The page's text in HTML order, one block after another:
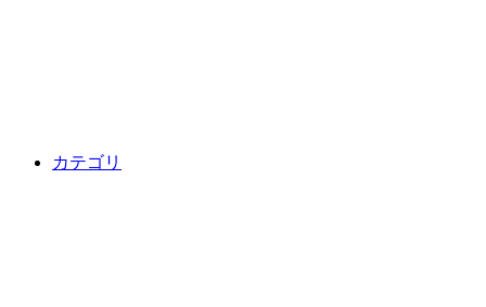
カテゴリ